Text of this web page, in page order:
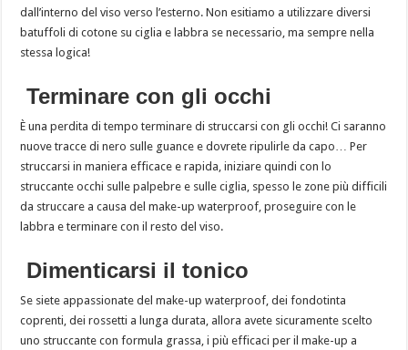
dall’interno del viso verso l’esterno. Non esitiamo a utilizzare diversi
batuffoli di cotone su ciglia e labbra se necessario, ma sempre nella
stessa logica!
Terminare con gli occhi
È una perdita di tempo terminare di struccarsi con gli occhi! Ci saranno
nuove tracce di nero sulle guance e dovrete ripulirle da capo… Per
struccarsi in maniera efficace e rapida, iniziare quindi con lo
struccante occhi sulle palpebre e sulle ciglia, spesso le zone più difficili
da struccare a causa del make-up waterproof, proseguire con le
labbra e terminare con il resto del viso.
Dimenticarsi il tonico
Se siete appassionate del make-up waterproof, dei fondotinta
coprenti, dei rossetti a lunga durata, allora avete sicuramente scelto
uno struccante con formula grassa, i più efficaci per il make-up a